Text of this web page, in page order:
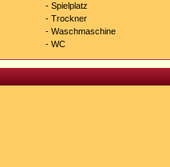
- Spielplatz
- Trockner
- Waschmaschine
- WC